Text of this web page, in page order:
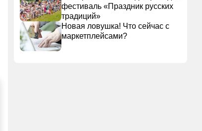
фестиваль «Праздник русских
традиций»
Новая ловушка! Что сейчас с
маркетплейсами?